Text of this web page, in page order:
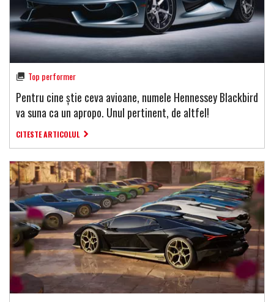
Top performer
Pentru cine știe ceva avioane, numele Hennessey Blackbird
va suna ca un apropo. Unul pertinent, de altfel!
CITESTE ARTICOLUL